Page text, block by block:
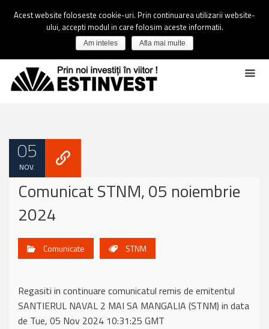
05
NOV.
Comunicat STNM, 05 noiembrie
2024
Comunicate STNM
Regasiti in continuare comunicatul remis de emitentul
SANTIERUL NAVAL 2 MAI SA MANGALIA (STNM) in data
de Tue, 05 Nov 2024 10:31:25 GMT
Acest website foloseste cookie-uri. Prin continuarea utilizarii website-
ului, accepti modul in care folosim aceste informatii.
Am inteles Afla mai multe